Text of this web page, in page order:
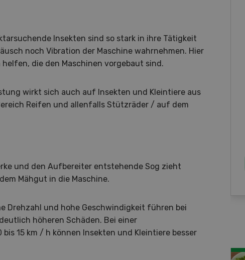
Insekten sind so stark in ihre Tätigkeit
noch Vibration der Maschine wahrnehmen. Hier
die den Maschinen vorgebaut sind.
wirkt sich auch auf Insekten und Kleintiere aus
Reifen und allenfalls Stützräder / auf dem
und den Aufbereiter entstehende Sog zieht
Mähgut in die Maschine.
Drehzahl und hohe Geschwindigkeit führen bei
höheren Schäden. Bei einer
15 km / h können Insekten und Kleintiere besser
zu den DemoDays 2026 nach
Wiedlisbach zu Live-
Demonstrationen und der CH-
VERANSTALTUNG